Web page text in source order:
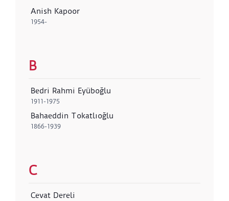
Anish Kapoor
1954-
B
Bedri Rahmi Eyüboğlu
1911-1975
Bahaeddin Tokatlıoğlu
1866-1939
C
Cevat Dereli